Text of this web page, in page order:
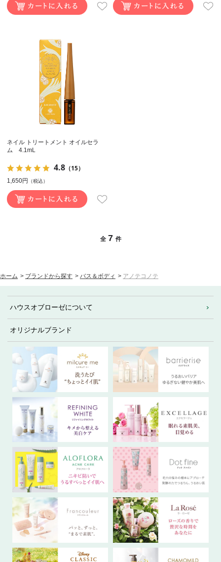
ネイル トリートメント オイルセラ
ム 4.1mL
4.8（15）
1,650円 （税込）
全 7 件
ホーム > ブランドから探す > バス＆ボディ > アノテコノテ
ハウスオブローゼについて
オリジナルブランド